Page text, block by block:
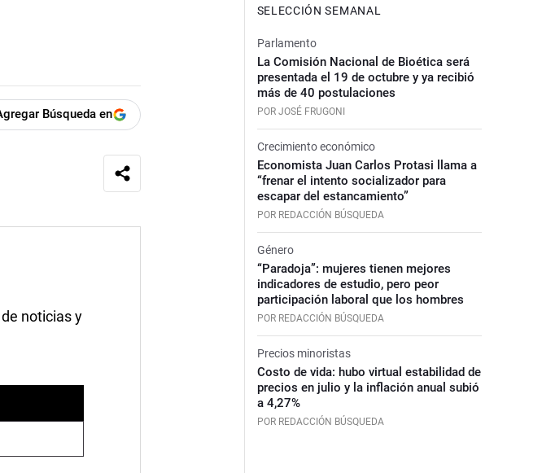
Búsqueda en
noticias y
SELECCIÓN SEMANAL
Parlamento
La Comisión Nacional de Bioética será
presentada el 19 de octubre y ya recibió
más de 40 postulaciones
POR JOSÉ FRUGONI
Crecimiento económico
Economista Juan Carlos Protasi llama a
“frenar el intento socializador para
escapar del estancamiento”
POR REDACCIÓN BÚSQUEDA
Género
“Paradoja”: mujeres tienen mejores
indicadores de estudio, pero peor
participación laboral que los hombres
POR REDACCIÓN BÚSQUEDA
Precios minoristas
Costo de vida: hubo virtual estabilidad de
precios en julio y la inflación anual subió
a 4,27%
POR REDACCIÓN BÚSQUEDA